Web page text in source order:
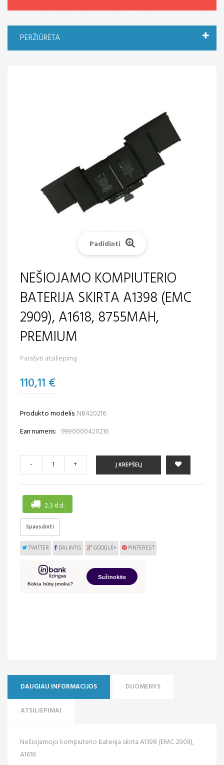
PERŽIŪRĖTA
Padidinti
NEŠIOJAMO KOMPIUTERIO
BATERIJA SKIRTA A1398 (EMC
2909), A1618, 8755MAH,
PREMIUM
Parašyti atsiliepimą
110,11 €
Produkto modelis: NB420216
Ean numeris: 9990000420216
- + Į KREPŠELĮ
2..3 d.d.
Spausdinti
TWITTER DALINTIS GOOGLE+ PINTEREST
DAUGIAU INFORMACIJOS DUOMENYS
ATSILIEPIMAI
Nešiojamojo kompiuterio baterija skirta A1398 (EMC 2909),
A1618.